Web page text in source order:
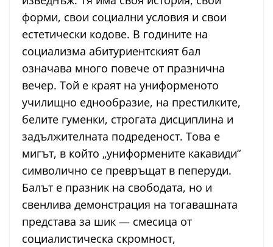
форми, свои социални условия и свои
естетически кодове. В годините на
социализма абитуриентският бал
означава много повече от празнична
вечер. Той е краят на униформеното
училищно еднообразие, на престилките,
белите гуменки, строгата дисциплина и
задължителната подреденост. Това е
мигът, в който „униформените какавиди“
символично се превръщат в пеперуди.
Балът е празник на свободата, но и
свенлива демонстрация на тогавашната
представа за шик — смесица от
социалистическа скромност,